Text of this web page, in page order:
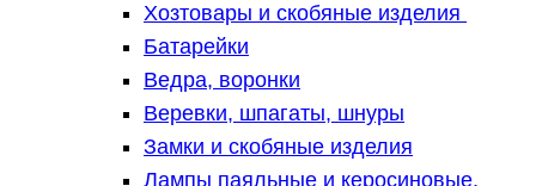
Хозтовары и скобяные изделия
Батарейки
Ведра, воронки
Веревки, шпагаты, шнуры
Замки и скобяные изделия
Лампы паяльные и керосиновые,